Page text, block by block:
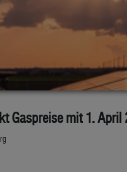
Gaspreise mit 1. April